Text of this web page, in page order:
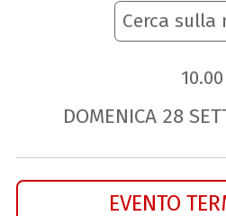
Cerca sulla
10.00
DOMENICA 28
EVENTO